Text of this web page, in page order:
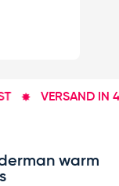
VERSAND IN
warm